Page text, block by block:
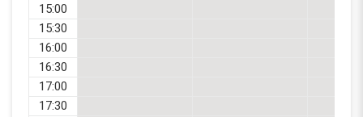
15:00
15:30
16:00
16:30
17:00
17:30